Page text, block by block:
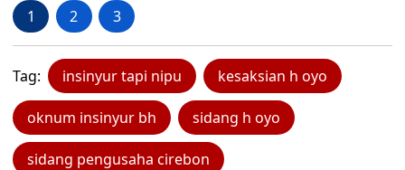
1 2 3
Tag: insinyur tapi nipu kesaksian h oyo
oknum insinyur bh sidang h oyo
sidang pengusaha cirebon